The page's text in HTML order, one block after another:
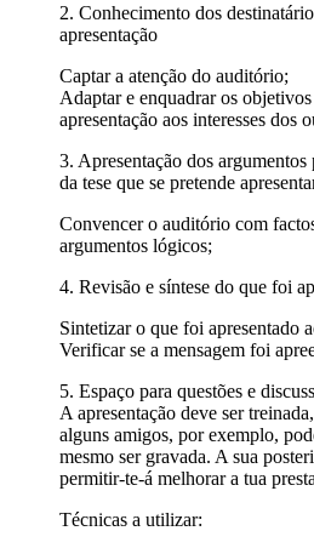
2. Conhecimento dos
apresentação
Captar a atenção do auditório;
Adaptar e enquadrar os objetivos
apresentação aos interesses dos
3. Apresentação dos argumentos
da tese que se pretende
Convencer o auditório com
argumentos lógicos;
4. Revisão e síntese do que foi
Sintetizar o que foi apresentado
Verificar se a mensagem foi
5. Espaço para questões e
A apresentação deve ser
alguns amigos, por exemplo,
mesmo ser gravada. A sua
permitir-te-á melhorar a tua
Técnicas a utilizar: